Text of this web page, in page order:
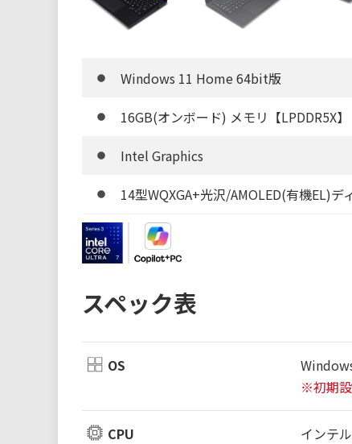
Windows 11 Home 64bit版
16GB(オンボード) メモリ【LPDDR5X】
Intel Graphics
14型WQXGA+光沢/AMOLED(有機EL)デ
スペック表
OS
※初期設
CPU インテ